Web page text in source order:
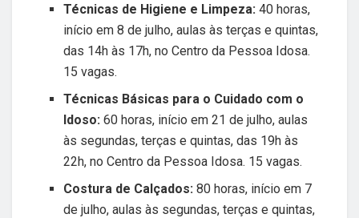
Técnicas de Higiene e Limpeza: 40 horas,
início em 8 de julho, aulas às terças e quintas,
das 14h às 17h, no Centro da Pessoa Idosa.
15 vagas.
Técnicas Básicas para o Cuidado com o
Idoso: 60 horas, início em 21 de julho, aulas
às segundas, terças e quintas, das 19h às
22h, no Centro da Pessoa Idosa. 15 vagas.
Costura de Calçados: 80 horas, início em 7
de julho, aulas às segundas, terças e quintas,